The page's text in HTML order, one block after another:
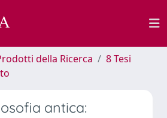
della Ricerca
8 Tesi
antica: